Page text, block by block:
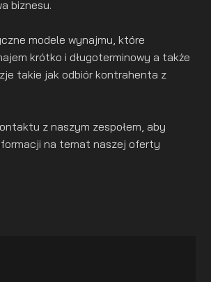
biznesu.
modele wynajmu, które
krótko i długoterminowy a także
takie jak odbiór kontrahenta z
z naszym zespołem, aby
na temat naszej oferty